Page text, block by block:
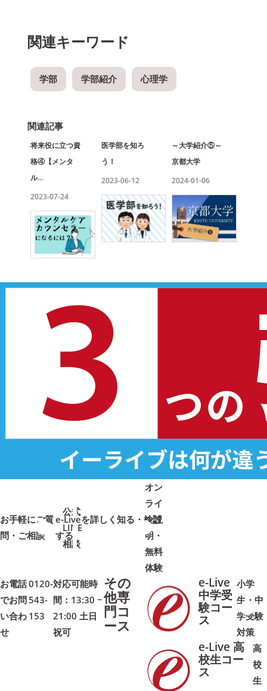
関連キーワード
学部 学部紹介 心理学
関連記事
将来役に立つ資
格④ 【メンタ
ル...
2023-07-24
医学部を知ろ
う！
2023-06-12
～大学紹介⑤～
京都大学
2024-01-06
公式
LINE
相談
お手軽にご質
問・ご相談➜ ➜
オン
ライ
ン説
明・
無料
体験
e-Liveを詳しく知る・検討
する
➜➜
お電話
でお問
い合わ
せ
0120-
543-
153
対応可能時
間：13:30 ~
21:00 土日
祝可
その
他専
門コ
ース
e-Live
中学受
験コー
ス
小学
生・中
学受験
対策
➜➜
e-Live 高
校生コー
ス
高
校
生
➜➜